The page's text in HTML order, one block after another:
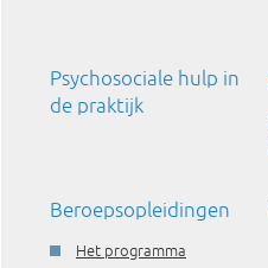
Psychosociale hulp in
de praktijk
Beroepsopleidingen
Het programma